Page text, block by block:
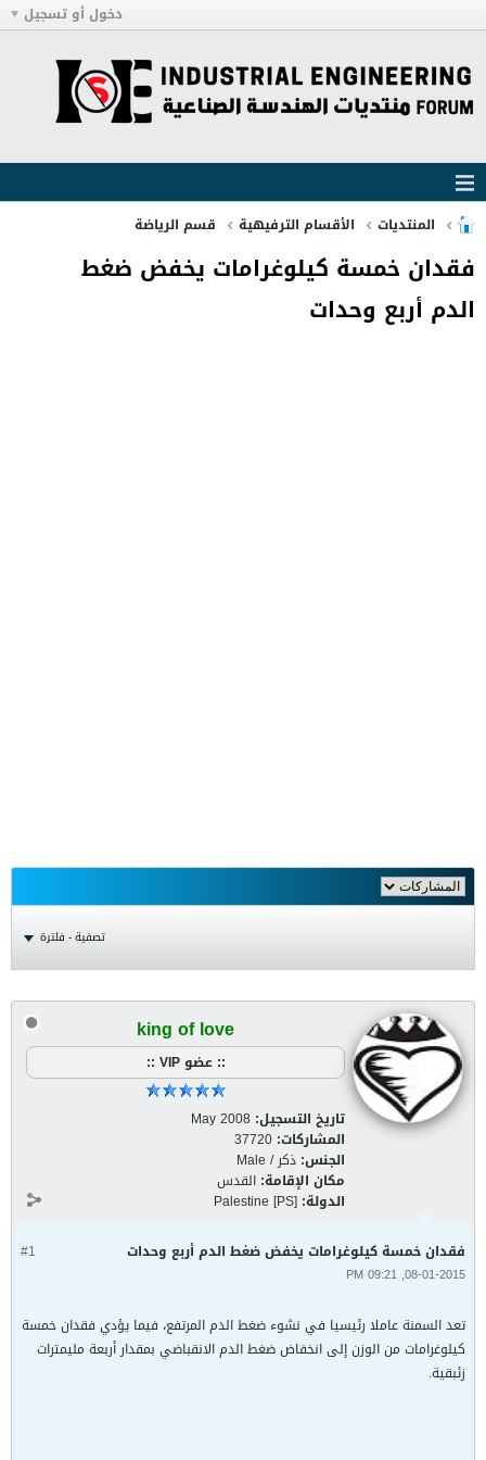
دخول أو تسجيل
المنتديات الأقسام الترفيهية قسم الرياضة
فقدان خمسة كيلوغرامات يخفض ضغط
الدم أربع وحدات
تصفية - فلترة
king of love
:: عضو VIP ::
تاريخ التسجيل: May 2008
المشاركات: 37720
الجنس: ذكر / Male
مكان الإقامة: القدس
الدولة: Palestine [PS]
#1 فقدان خمسة كيلوغرامات يخفض ضغط الدم أربع وحدات
08-01-2015, 09:21 PM
تعد السمنة عاملا رئيسيا في نشوء ضغط الدم المرتفع، فيما يؤدي فقدان خمسة
كيلوغرامات من الوزن إلى انخفاض ضغط الدم الانقباضي بمقدار أربعة مليمترات
زئبقية.